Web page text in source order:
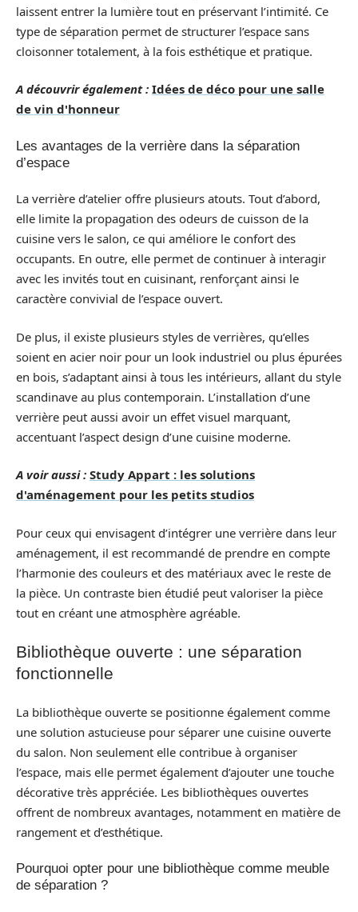
laissent entrer la lumière tout en préservant l’intimité. Ce
type de séparation permet de structurer l’espace sans
cloisonner totalement, à la fois esthétique et pratique.
A découvrir également : Idées de déco pour une salle
de vin d'honneur
Les avantages de la verrière dans la séparation
d’espace
La verrière d’atelier offre plusieurs atouts. Tout d’abord,
elle limite la propagation des odeurs de cuisson de la
cuisine vers le salon, ce qui améliore le confort des
occupants. En outre, elle permet de continuer à interagir
avec les invités tout en cuisinant, renforçant ainsi le
caractère convivial de l’espace ouvert.
De plus, il existe plusieurs styles de verrières, qu’elles
soient en acier noir pour un look industriel ou plus épurées
en bois, s’adaptant ainsi à tous les intérieurs, allant du style
scandinave au plus contemporain. L’installation d’une
verrière peut aussi avoir un effet visuel marquant,
accentuant l’aspect design d’une cuisine moderne.
A voir aussi : Study Appart : les solutions
d'aménagement pour les petits studios
Pour ceux qui envisagent d’intégrer une verrière dans leur
aménagement, il est recommandé de prendre en compte
l’harmonie des couleurs et des matériaux avec le reste de
la pièce. Un contraste bien étudié peut valoriser la pièce
tout en créant une atmosphère agréable.
Bibliothèque ouverte : une séparation
fonctionnelle
La bibliothèque ouverte se positionne également comme
une solution astucieuse pour séparer une cuisine ouverte
du salon. Non seulement elle contribue à organiser
l’espace, mais elle permet également d’ajouter une touche
décorative très appréciée. Les bibliothèques ouvertes
offrent de nombreux avantages, notamment en matière de
rangement et d’esthétique.
Pourquoi opter pour une bibliothèque comme meuble
de séparation ?